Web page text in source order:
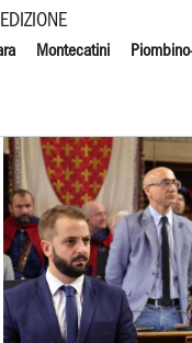
Montecatini